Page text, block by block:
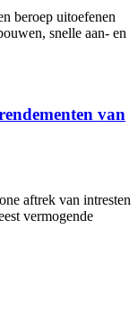
beroep uitoefenen
snelle aan- en
van
aftrek van intresten
vermogende